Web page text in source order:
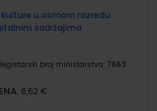
kulture u osmom razredu
sadržajima
broj ministarstva: 7663
6,62 €